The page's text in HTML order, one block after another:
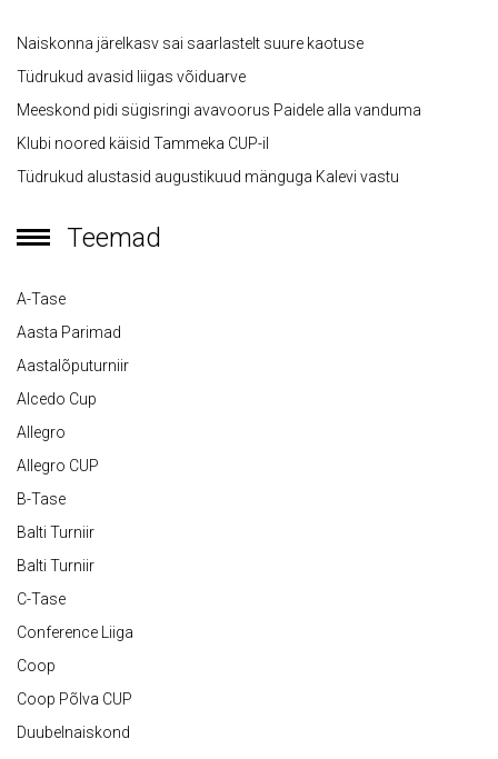
Naiskonna järelkasv sai saarlastelt suure kaotuse
Tüdrukud avasid liigas võiduarve
Meeskond pidi sügisringi avavoorus Paidele alla vanduma
Klubi noored käisid Tammeka CUP-il
Tüdrukud alustasid augustikuud mänguga Kalevi vastu
Teemad
A-Tase
Aasta Parimad
Aastalõputurniir
Alcedo Cup
Allegro
Allegro CUP
B-Tase
Balti Turniir
Balti Turniir
C-Tase
Conference Liiga
Coop
Coop Põlva CUP
Duubelnaiskond